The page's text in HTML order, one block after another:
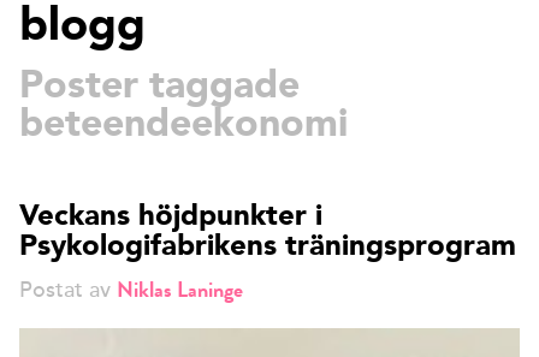
blogg
Poster taggade
beteendeekonomi
Veckans höjdpunkter i
Psykologifabrikens träningsprogram
Postat av Niklas Laninge